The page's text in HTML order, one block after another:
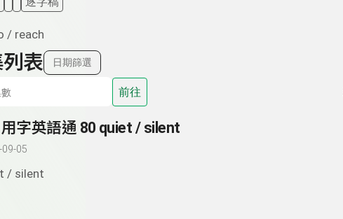
/ reach
表 日期篩選
前往
字英語通 80 quiet / silent
05
/ silent